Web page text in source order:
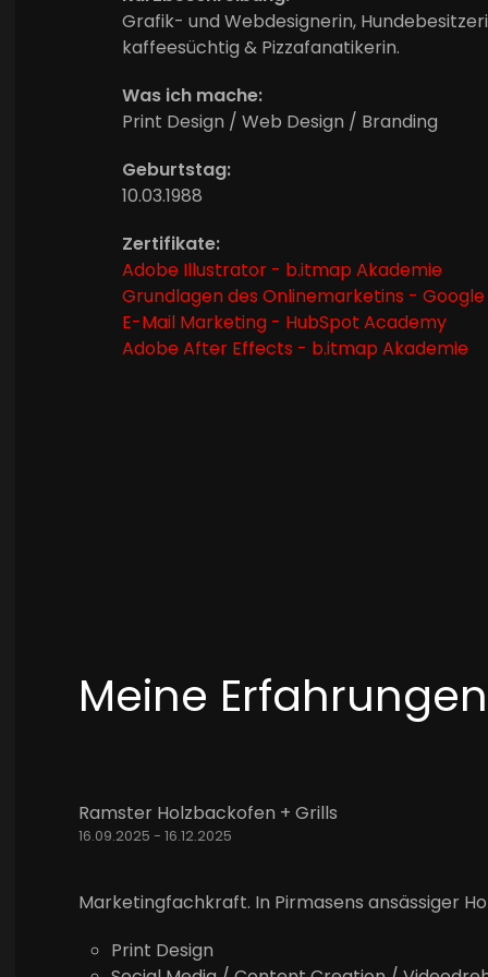
Grafik- und Webdesignerin,
kaffeesüchtig & Pizzafanatikerin.
Was ich mache:
Print Design / Web Design / Branding
Geburtstag:
10.03.1988
Zertifikate:
Adobe Illustrator - b.itmap Akademie
Grundlagen des Onlinemarketins - Google
E-Mail Marketing - HubSpot Academy
Adobe After Effects - b.itmap Akademie
Meine Erfahrungen
Ramster Holzbackofen + Grills
16.09.2025 - 16.12.2025
Marketingfachkraft. In Pirmasens ansässiger
Print Design